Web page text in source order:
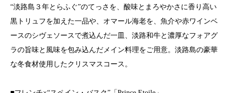
“淡路島３年とらふぐ”のてっさを、酸味とまろやかさに香り高い
黒トリュフを加えた一品や、オマール海老を、魚介や赤ワインベ
ースのシヴェソースで煮込んだ一皿、淡路和牛と濃厚なフォアグ
ラの旨味と風味を包み込んだメイン料理をご用意。淡路島の豪華
な冬食材使用したクリスマスコース。